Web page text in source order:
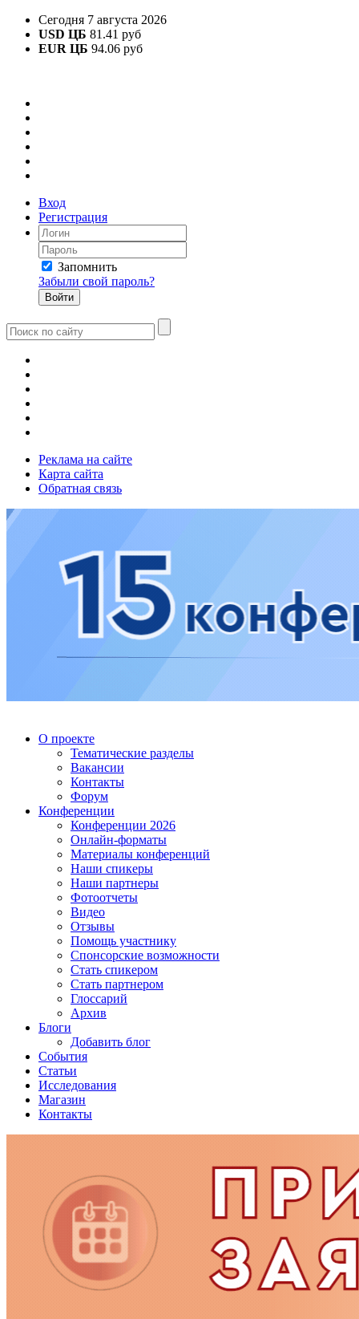
Сегодня 7 августа 2026
USD ЦБ 81.41 руб
EUR ЦБ 94.06 руб
Вход
Регистрация
Запомнить
Забыли свой пароль?
Реклама на сайте
Карта сайта
Обратная связь
О проекте
Тематические разделы
Вакансии
Контакты
Форум
Конференции
Конференции 2026
Онлайн-форматы
Материалы конференций
Наши спикеры
Наши партнеры
Фотоотчеты
Видео
Отзывы
Помощь участнику
Спонсорские возможности
Стать спикером
Стать партнером
Глоссарий
Архив
Блоги
Добавить блог
События
Статьи
Исследования
Магазин
Контакты